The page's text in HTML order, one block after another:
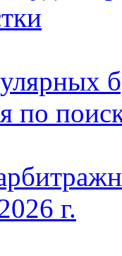
по
г.